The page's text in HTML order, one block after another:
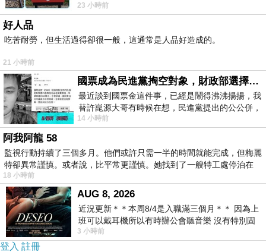
醒， 手
23 小時前
好人品
吃苦耐勞，但生活過得卻很一般，這通常是人品好造成的。
21 小時前
國票成為民進黨掏空對象，財政部選擇性失憶
最近談到國票金這件事，已經是鬧得沸沸揚揚，我
替許崑源大哥有時候在想，民進黨提出的公公併，
其實就是想要國庫通黨庫，鬧出最大的醜
14 小時前
阿我阿龍 58
監視行動持續了三個多月。他們或許只需一半的時間就能完成，但梅麗
特卻異常謹慎。或者說，比平常更謹慎。她找到了一艘特工處停泊在
18 小時前
AUG 8, 2026
近況更新＊＊本周8/4是入職滿三個月＊＊ 因為上
班可以戴耳機所以有時辦公會聽音樂 沒有特別固
定哪天但就是一周某一天會固定聽'90
3 小時前
登入 註冊